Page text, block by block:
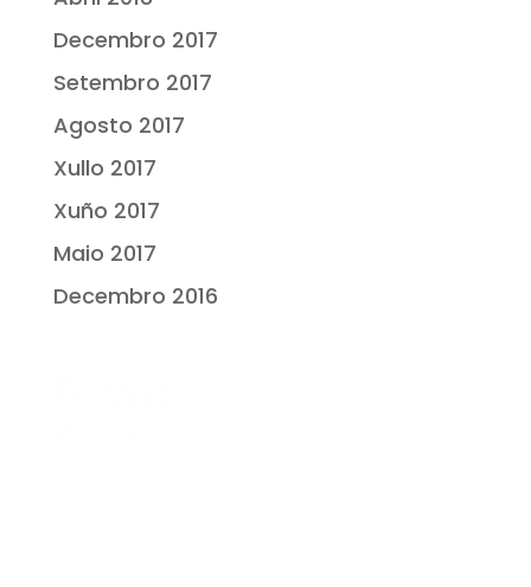
Decembro 2017
Setembro 2017
Agosto 2017
Xullo 2017
Xuño 2017
Maio 2017
Decembro 2016